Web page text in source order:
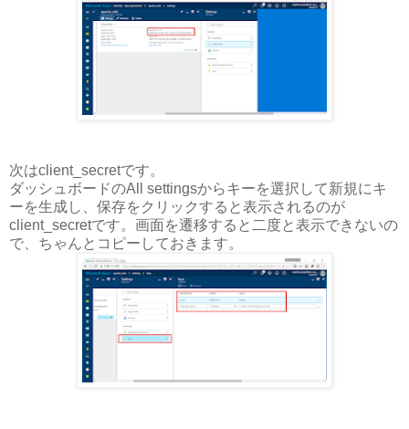
次はclient_secretです。
ダッシュボードのAll settingsからキーを選択して新規にキ
ーを生成し、保存をクリックすると表示されるのが
client_secretです。画面を遷移すると二度と表示できないの
で、ちゃんとコピーしておきます。